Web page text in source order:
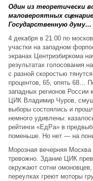
Один из теоретически
маловероятных
Государственную думу…
4 декабря в 21.00 по
участки на западном
экранах Центризбиркома
результатах голосования
с разной скоростью
процентов, 65, опять 68…
западных регионов России
ЦИК Владимир Чуров,
выборы состоялись и
немного удивлены:
рейтинги «ЕдРа» в
поменьше. Но нет — на
Морозная вечерняя Москва
тревожно. Здание ЦИК
окружают сотни
переулках греют моторы